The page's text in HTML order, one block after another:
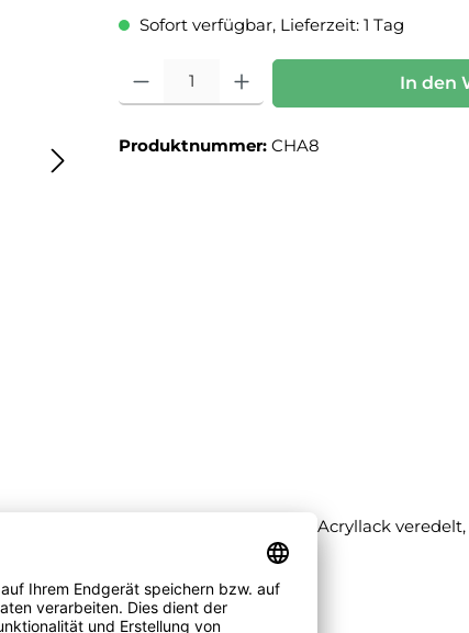
Sofort verfügbar, Lieferzeit: 1 Tag
Produkt Anzahl: Gib den gewünschten Wert ein
In den
Produktnummer: CHA8
wird er mehrfach mit schwarzem Acryllack